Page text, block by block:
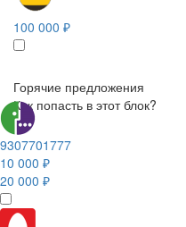
100 000 ₽
Горячие предложения
Как попасть в этот блок?
9307701777
10 000 ₽
20 000 ₽